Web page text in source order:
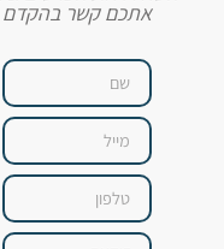
אתכם קשר בהקדם